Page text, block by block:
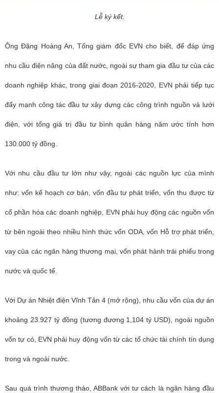
Lễ ký kết.
Ông Đặng Hoàng An, Tổng giám đốc EVN cho biết, để đáp ứng
nhu cầu điện năng của đất nước, ngoài sự tham gia đầu tư của các
doanh nghiệp khác, trong giai đoạn 2016-2020, EVN phải tiếp tục
đẩy mạnh công tác đầu tư xây dựng các công trình nguồn và lưới
điện, với tổng giá trị đầu tư bình quân hàng năm ước tính hơn
130.000 tỷ đồng.
Với nhu cầu đầu tư lớn như vậy, ngoài các nguồn lực của mình
như: vốn kế hoạch cơ bản, vốn đầu tư phát triển, vốn thu được từ
cổ phần hóa các doanh nghiệp, EVN phải huy động các nguồn vốn
từ bên ngoài theo nhiều hình thức vốn ODA, vốn Hỗ trợ phát triển,
vay của các ngân hàng thương mại, vốn phát hành trái phiếu trong
nước và quốc tế.
Với Dự án Nhiệt điện Vĩnh Tân 4 (mở rộng), nhu cầu vốn của dự án
khoảng 23.927 tỷ đồng (tương đương 1,104 tỷ USD), ngoài nguồn
vốn tự có, EVN phải huy động vốn từ các tổ chức tài chính tín dụng
trong và ngoài nước.
Sau quá trình thương thảo, ABBank với tư cách là ngân hàng đầu